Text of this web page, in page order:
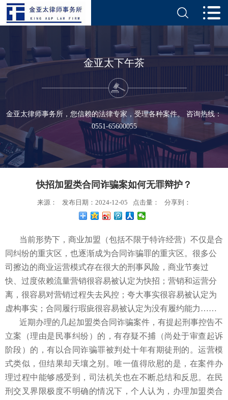
金亚太下午茶
金亚太律师事务所，您信赖的法律专家，受理各种案件。 咨询热线：
0551-65600055
快招加盟类合同诈骗案如何无罪辩护？
来源： 发布日期：2024-12-05 点击量： 分享到：
当前形势下，商业加盟（包括不限于特许经营）不仅是合
同纠纷的重灾区，也逐渐成为合同诈骗罪的重灾区。很多公
司擦边的商业运营模式存在很大的刑事风险，商业节奏过
快、过度依赖流量营销很容易被认定为快招；营销和运营分
离，很容易对营销过程失去风控；夸大事实很容易被认定为
虚构事实；合同履行瑕疵很容易被认定为没有履约能力……
近期办理的几起加盟类合同诈骗案件，有提起刑事控告不
立案（理由是民事纠纷）的，有存疑不捕（尚处于审查起诉
阶段）的，有以合同诈骗罪被判处十年有期徒刑的。运营模
式类似，但结果却天壤之别。唯一值得欣慰的是，在案件办
理过程中能够感受到，司法机关也在不断总结和反思。在民
刑交叉界限极度不明确的情况下，个人认为，办理加盟类合